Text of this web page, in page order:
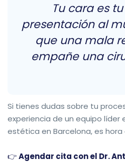
Tu cara es
presentación al
que una mala
empañe una
Si tienes dudas sobre tu
experiencia de un equipo líder
estética en Barcelona, es
👉Agendar cita con el Dr.